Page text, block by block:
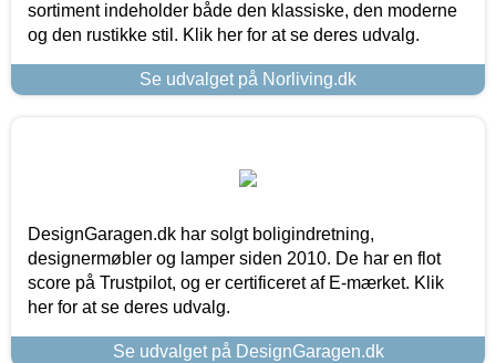
sortiment indeholder både den klassiske, den moderne
og den rustikke stil. Klik her for at se deres udvalg.
Se udvalget på Norliving.dk
DesignGaragen.dk har solgt boligindretning,
designermøbler og lamper siden 2010. De har en flot
score på Trustpilot, og er certificeret af E-mærket. Klik
her for at se deres udvalg.
Se udvalget på DesignGaragen.dk